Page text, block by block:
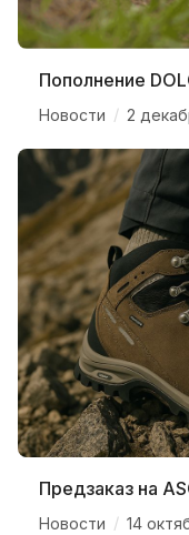
Пополнение
Новости / 2
Предзаказ на
Новости / 14